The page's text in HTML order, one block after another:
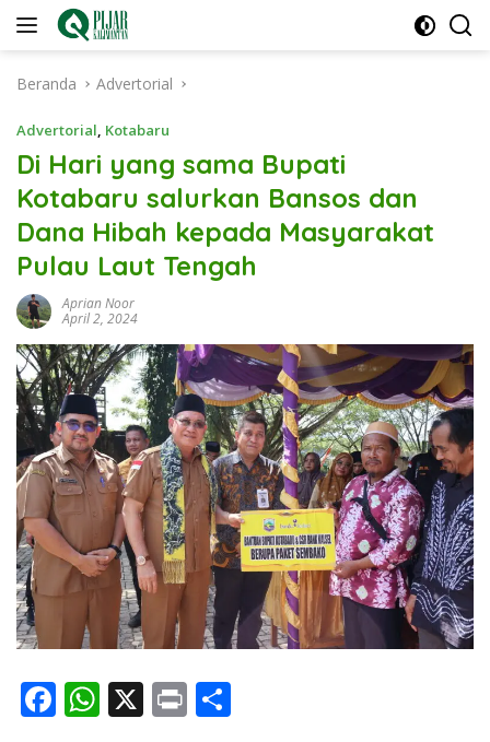
Langsung
Beranda
Advertorial
Advertorial, Kotabaru
Di Hari yang sama Bupati
Kotabaru salurkan Bansos dan
Dana Hibah kepada Masyarakat
Pulau Laut Tengah
Aprian Noor
April 2, 2024
F W X Pr